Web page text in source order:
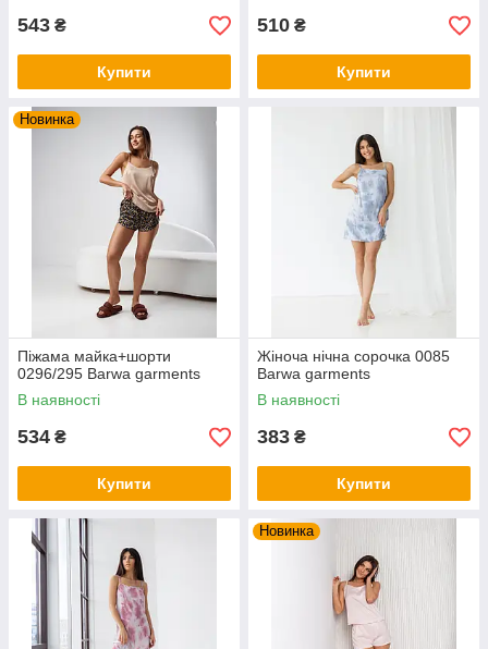
543 ₴
Купити
510 ₴
Купити
Новинка
Піжама майка+шорти
0296/295 Barwa garments
В наявності
534 ₴
Купити
Жіноча нічна сорочка 0085
Barwa garments
В наявності
383 ₴
Купити
Новинка